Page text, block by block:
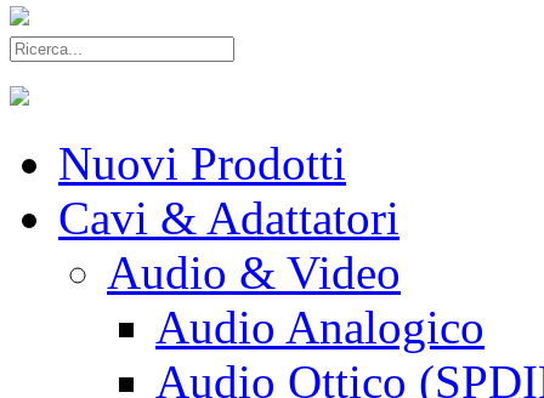
Nuovi Prodotti
Cavi & Adattatori
Audio & Video
Audio Analogico
Audio Ottico